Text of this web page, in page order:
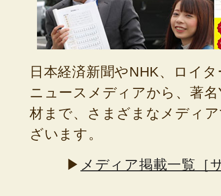
日本経済新聞やNHK、ロイ
ニュースメディアから、著
材まで、さまざまなメディ
ざいます。
▶ メディア掲載一覧［